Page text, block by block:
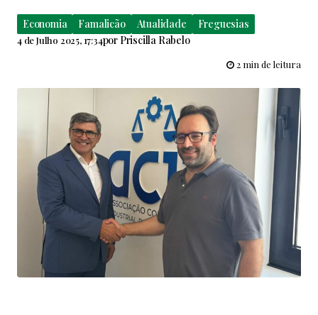
Economia Famalicão Atualidade Freguesias
4 de Julho 2025, 17:34por Priscilla Rabelo
2 min de leitura